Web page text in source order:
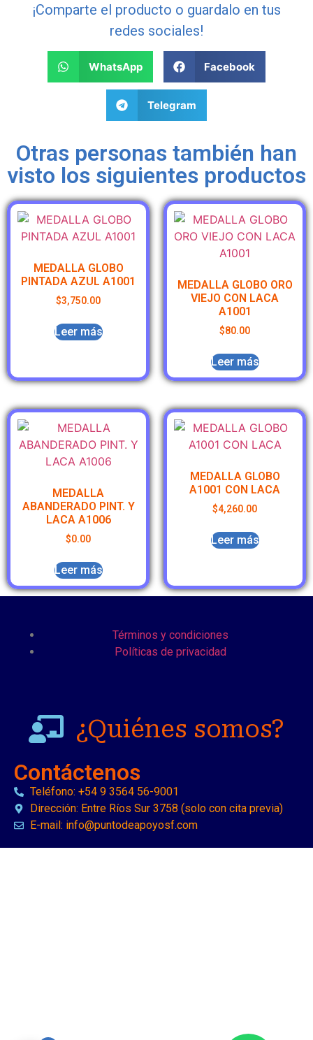
¡Comparte el producto o guardalo en tus
redes sociales!
WhatsApp Facebook
Telegram
Otras personas también han
visto los siguientes productos
MEDALLA GLOBO
PINTADA AZUL A1001
$3,750.00
Leer más
MEDALLA GLOBO ORO
VIEJO CON LACA
A1001
$80.00
Leer más
MEDALLA
ABANDERADO PINT. Y
LACA A1006
$0.00
Leer más
MEDALLA GLOBO
A1001 CON LACA
$4,260.00
Leer más
Términos y condiciones
Políticas de privacidad
¿Quiénes somos?
Contáctenos
Teléfono: +54 9 3564 56-9001
Dirección: Entre Ríos Sur 3758 (solo con cita previa)
E-mail: info@puntodeapoyosf.com